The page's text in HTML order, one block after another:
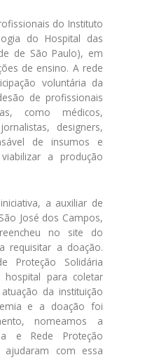
do Instituto
do Hospital das
de São Paulo), em
de ensino. A rede
voluntária da
de profissionais
como médicos,
designers,
de insumos e
a produção
a auxiliar de
José dos Campos,
no site do
requisitar a doação.
Proteção Solidária
para coletar
da instituição
e a doação foi
nomeamos a
e Rede Proteção
com essa